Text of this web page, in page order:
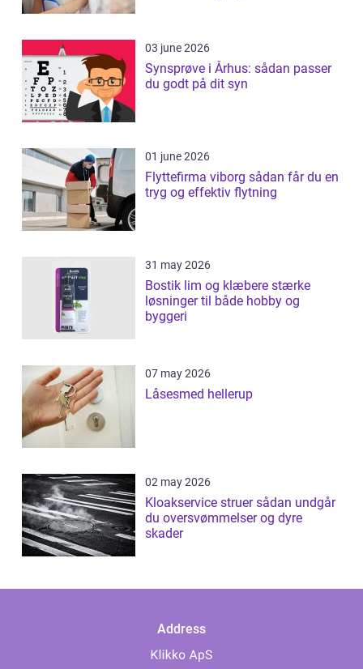
03 june 2026
Synsprøve i Århus: sådan passer
du godt på dit syn
01 june 2026
Flyttefirma viborg sådan får du en
tryg og effektiv flytning
31 may 2026
Bostik lim og klæbere stærke
løsninger til både hobby og
byggeri
07 may 2026
Låsesmed hellerup
02 may 2026
Kloakservice struer sådan undgår
du oversvømmelser og dyre
skader
Address